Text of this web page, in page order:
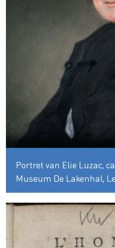
Portret van Elie Luzac,
Museum De Lakenhal,